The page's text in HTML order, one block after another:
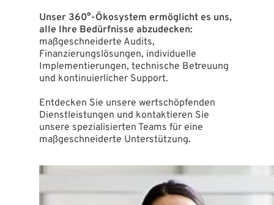
Unser 360°-Ökosystem ermöglicht es uns,
alle Ihre Bedürfnisse abzudecken:
maßgeschneiderte Audits,
Finanzierungslösungen, individuelle
Implementierungen, technische Betreuung
und kontinuierlicher Support.
Entdecken Sie unsere wertschöpfenden
Dienstleistungen und kontaktieren Sie
unsere spezialisierten Teams für eine
maßgeschneiderte Unterstützung.